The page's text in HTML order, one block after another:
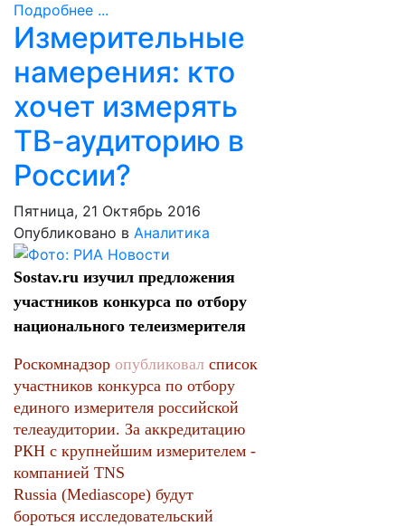
Подробнее ...
Измерительные
намерения: кто
хочет измерять
ТВ-аудиторию в
России?
Пятница, 21 Октябрь 2016
Опубликовано в Аналитика
Sostav.ru изучил предложения
участников конкурса по отбору
национального телеизмерителя
Роскомнадзор опубликовал список
участников конкурса по отбору
единого измерителя российской
телеаудитории. За аккредитацию
РКН с крупнейшим измерителем -
компанией TNS
Russia (Mediascope) будут
бороться исследовательский